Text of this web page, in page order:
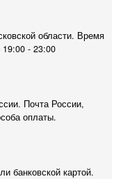
области. Время
- 23:00
Почта России,
оплаты.
банковской картой.